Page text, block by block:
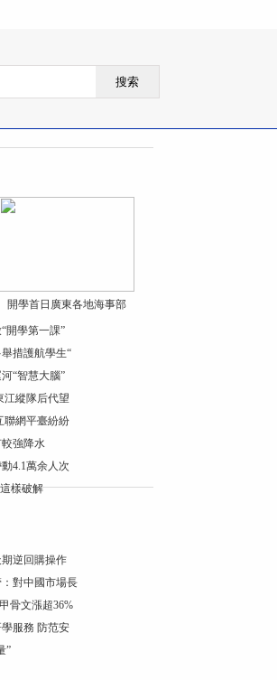
搜索
開學首日廣東各地海事部
開學第一課”
措護航學生“
“智慧大腦”
江縱隊后代望
聯網平臺紛紛
強降水
4.1萬余人次
樣破解
期逆回購操作
：對中國市場長
骨文漲超36%
服務 防范安
”